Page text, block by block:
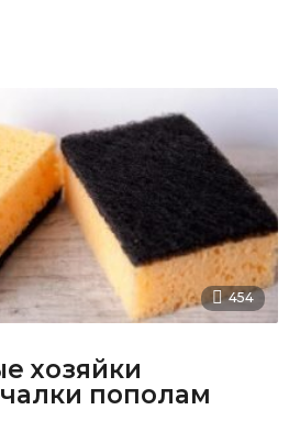
454
хозяйки
пополам